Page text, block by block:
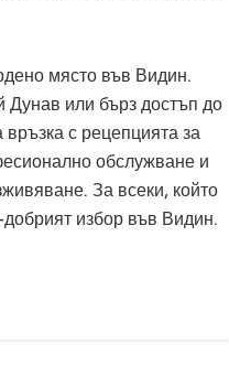
място във Видин.
или бърз достъп до
с рецепцията за
обслужване и
За всеки, който
избор във Видин.